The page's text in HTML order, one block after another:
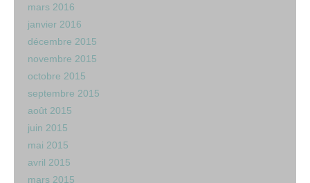
mars 2016
janvier 2016
décembre 2015
novembre 2015
octobre 2015
septembre 2015
août 2015
juin 2015
mai 2015
avril 2015
mars 2015